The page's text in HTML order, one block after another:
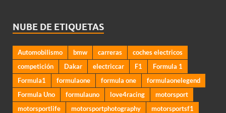
NUBE DE ETIQUETAS
Automobilismo bmw carreras
coches electricos
competición
Dakar electriccar F1
Formula 1
Formula1
formulaone formula one
formulaonelegend
Formula Uno
formulauno love4racing
motorsport
motorsportlife
motorsportphotography
motorsportsf1